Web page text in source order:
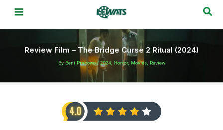
Review Film – The Bridge Curse 2 Ritual (2024)
By Beni Prabowo/ 2024, Horror, Movies, Review